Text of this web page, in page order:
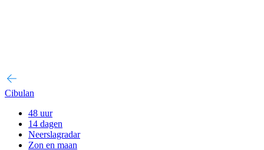
Cibulan
48 uur
14 dagen
Neerslagradar
Zon en maan